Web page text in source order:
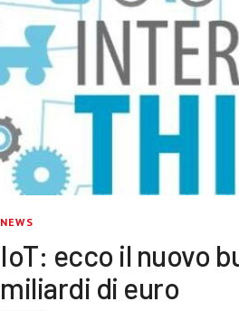
NEWS
IoT: ecco il nuovo
miliardi di euro